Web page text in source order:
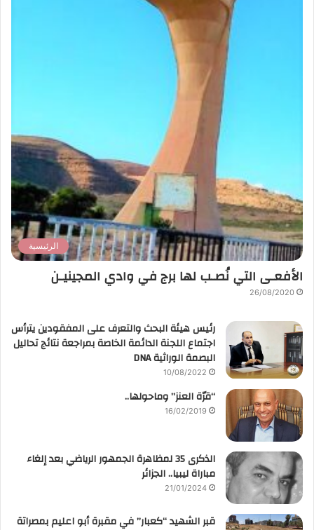
الرئيسية
الأفعـى التي نُصـب لها برج في وادي المجينيـن
26/08/2020
رئيس هيئة البحث والتعرف على المفقودين يترأس
اجتماع اللجنة الدائمة الخاصة بمراجعة نتائج تحاليل
البصمة الوراثية DNA
10/08/2022
“قرّة العنز” وماحولها..
16/02/2019
الذكرى 35 لمظاهرة الجمهور الرياضي بعد إلغاء
مباراة ليبيا.. الجزائر
21/01/2024
قبر الشهيد “كعبار” في مقبرة أبو اعليم بمصراتة